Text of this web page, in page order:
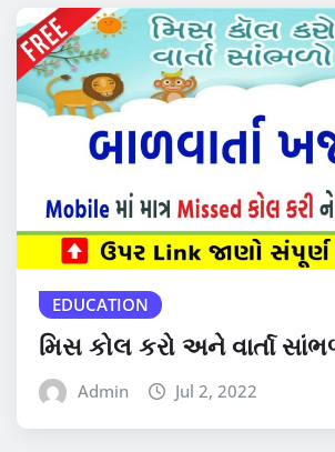
EDUCATION
મિસ કોલ કરો અને વાર્તા
Admin Jul 2, 2022